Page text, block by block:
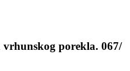
porekla. 067/